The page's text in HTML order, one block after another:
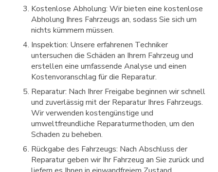
Kostenlose Abholung: Wir bieten eine kostenlose
Abholung Ihres Fahrzeugs an, sodass Sie sich um
nichts kümmern müssen.
Inspektion: Unsere erfahrenen Techniker
untersuchen die Schäden an Ihrem Fahrzeug und
erstellen eine umfassende Analyse und einen
Kostenvoranschlag für die Reparatur.
Reparatur: Nach Ihrer Freigabe beginnen wir schnell
und zuverlässig mit der Reparatur Ihres Fahrzeugs.
Wir verwenden kostengünstige und
umweltfreundliche Reparaturmethoden, um den
Schaden zu beheben.
Rückgabe des Fahrzeugs: Nach Abschluss der
Reparatur geben wir Ihr Fahrzeug an Sie zurück und